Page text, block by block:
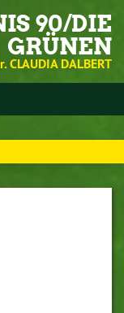
90/DIE
GRÜNEN
CLAUDIA DALBERT